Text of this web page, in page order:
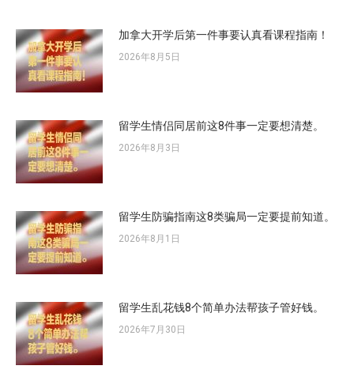
加拿大开学后第一件事要认真看课程指南！
2026年8月5日
留学生情侣同居前这8件事一定要想清楚。
2026年8月3日
留学生防骗指南这8类骗局一定要提前知道。
2026年8月1日
留学生乱花钱8个简单办法帮孩子管好钱。
2026年7月30日